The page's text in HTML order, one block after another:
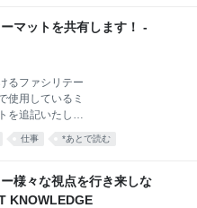
4ベースの
プロジェクトマ
コンサルティン
08-18 2025年7
計、休暇明けの
クトマネジメン
コパイロツト 書
ト』出版記念イ
マットを共有します！ -
るファシリテー
使用しているミ
を追記いたしま
ド内、p22を追
、Googleスプレ
おりますので、
と思います。
仕事 *あとで読む
様々な視点を行き来しな
KNOWLEDGE